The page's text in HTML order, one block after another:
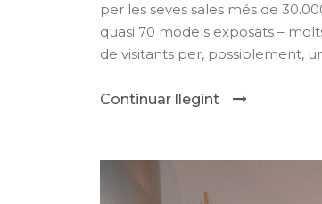
per les seves sales més de
quasi 70 models exposats –
de visitants per, possiblement,
Continuar llegint